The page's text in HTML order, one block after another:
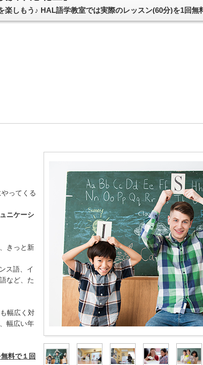
しもう♪ HAL語学教室では実際のレッスン(60分)を1回無
ってくる
ニケーシ
きっと新
ス語、イ
など、た
幅広く対
幅広い年
料で１回